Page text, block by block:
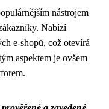
nástrojem
Nabízí
e-shopů, což otevírá
aspektem je ovšem